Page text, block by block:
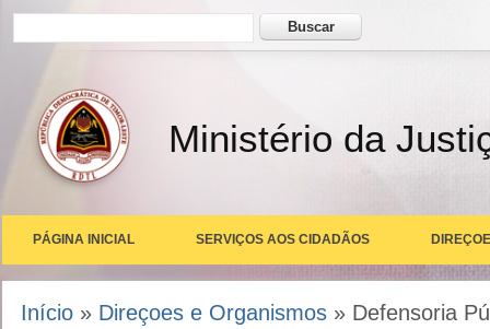
Formulário de busca Buscar
Ministério da
PÁGINA INICIAL SERVIÇOS AOS CIDADÃOS
Você está aqui
Início » Direçoes e Organismos » Defensoria